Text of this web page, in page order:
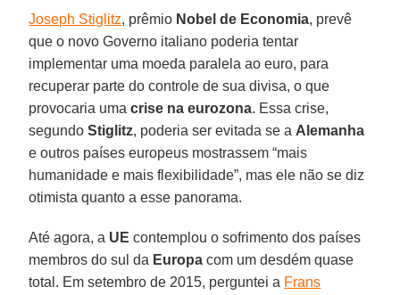
Joseph Stiglitz, prêmio Nobel de Economia, prevê
que o novo Governo italiano poderia tentar
implementar uma moeda paralela ao euro, para
recuperar parte do controle de sua divisa, o que
provocaria umacrise na eurozona. Essa crise,
segundoStiglitz, poderia ser evitada se a Alemanha
e outros países europeus mostrassem “mais
humanidade e mais flexibilidade”, mas ele não se diz
otimista quanto a esse panorama.
Até agora, a UE contemplou o sofrimento dos países
membros do sul da Europa com um desdém quase
total. Em setembro de 2015, perguntei a Frans